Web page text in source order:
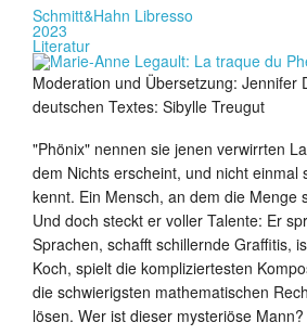
Schmitt&Hahn Libresso
2023
Literatur
Moderation und Übersetzung: Jennifer
deutschen Textes: Sibylle Treugut
"Phönix" nennen sie jenen verwirrten
dem Nichts erscheint, und nicht einmal
kennt. Ein Mensch, an dem die Menge
Und doch steckt er voller Talente: Er
Sprachen, schafft schillernde Graffitis,
Koch, spielt die kompliziertesten
die schwierigsten mathematischen
lösen. Wer ist dieser mysteriöse Mann?